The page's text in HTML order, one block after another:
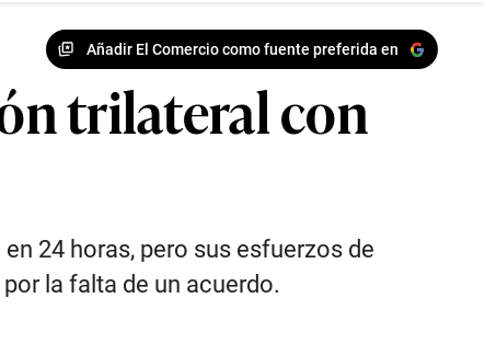
Añadir El Comercio como fuente preferida en
trilateral con
24 horas, pero sus esfuerzos de
la falta de un acuerdo.